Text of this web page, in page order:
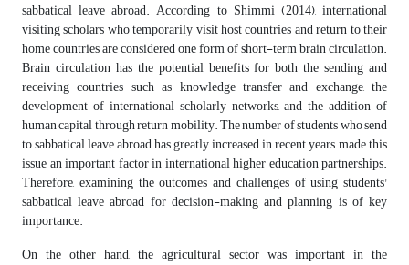
sabbatical leave abroad. According to Shimmi (2014), international
visiting scholars who temporarily visit host countries and return to their
home countries are considered one form of short-term brain circulation.
Brain circulation has the potential benefits for both the sending and
receiving countries such as knowledge transfer and exchange, the
development of international scholarly networks, and the addition of
human capital through return mobility. The number of students who send
to sabbatical leave abroad has greatly increased in recent years, made this
issue an important factor in international higher education partnerships.
Therefore, examining the outcomes and challenges of using students'
sabbatical leave abroad for decision-making and planning is of key
importance.
On the other hand, the agricultural sector was important in the